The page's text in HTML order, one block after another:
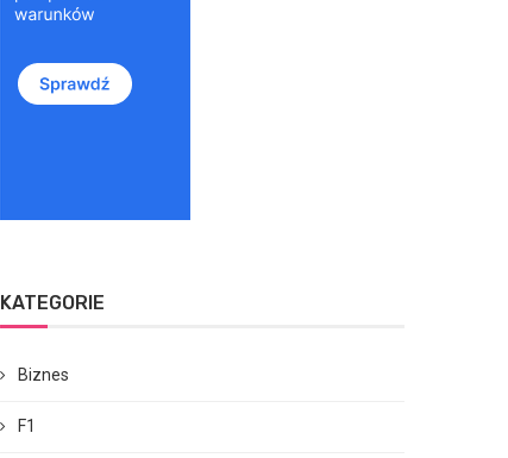
KATEGORIE
Biznes
F1